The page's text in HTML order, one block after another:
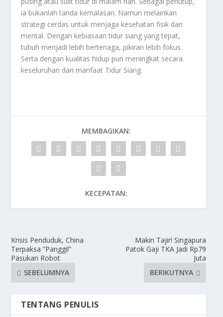
ia bukanlah tanda kemalasan. Namun melainkan
strategi cerdas untuk menjaga kesehatan fisik dan
mental. Dengan kebiasaan tidur siang yang tepat,
tubuh menjadi lebih bertenaga, pikiran lebih fokus.
Serta dengan kualitas hidup pun meningkat secara
keseluruhan dari manfaat Tidur Siang.
MEMBAGIKAN:
KECEPATAN:
Krisis Penduduk, China
Terpaksa “Panggil”
Pasukan Robot
SEBELUMNYA
Makin Tajir! Singapura
Patok Gaji TKA Jadi Rp79
Juta
BERIKUTNYA
TENTANG PENULIS